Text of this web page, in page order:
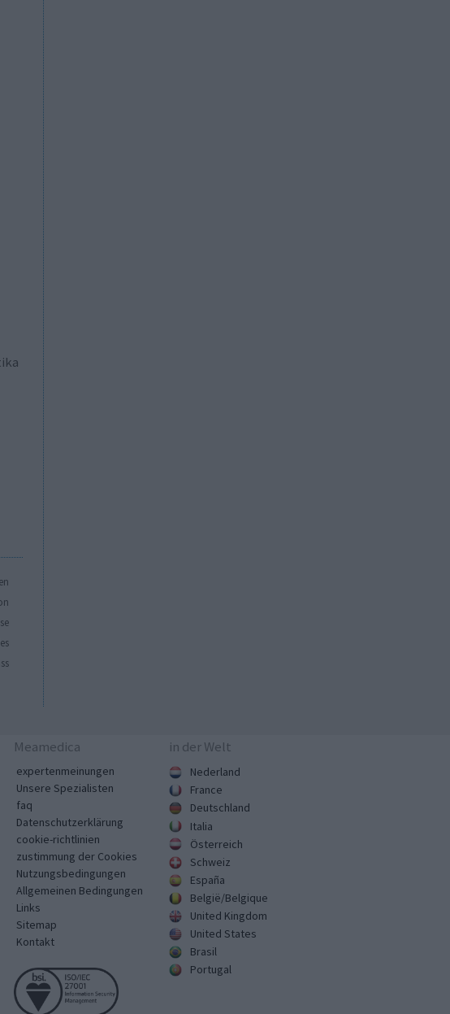
Meamedica
expertenmeinungen
Unsere Spezialisten
faq
Datenschutzerklärung
cookie-richtlinien
zustimmung der Cookies
Nutzungsbedingungen
Allgemeinen Bedingungen
Links
Sitemap
Kontakt
in der Welt
Nederland
France
Deutschland
Italia
Österreich
Schweiz
España
België/Belgique
United Kingdom
United States
Brasil
Portugal